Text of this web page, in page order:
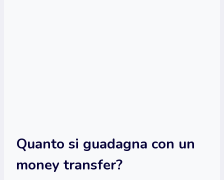
Quanto si guadagna con un
money transfer?